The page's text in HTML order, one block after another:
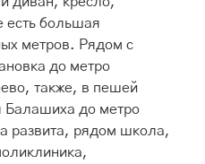
есть большая
метров. Рядом с
до метро
также, в пешей
Балашиха до метро
развита, рядом школа,